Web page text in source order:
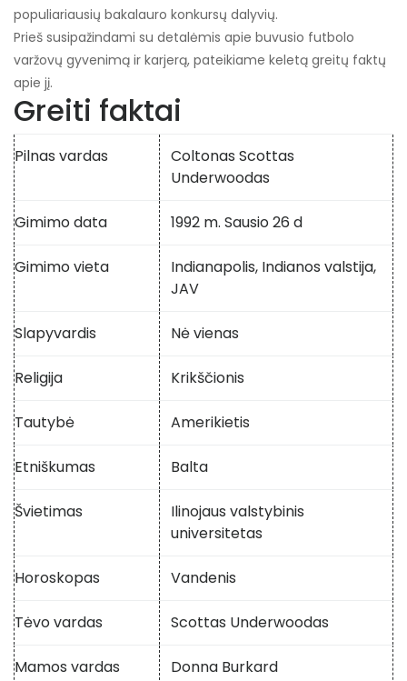
populiariausių bakalauro konkursų dalyvių.
Prieš susipažindami su detalėmis apie buvusio futbolo
varžovų gyvenimą ir karjerą, pateikiame keletą greitų faktų
apie jį.
Greiti faktai
Pilnas vardas
Coltonas Scottas
Underwoodas
Gimimo data 1992 m. Sausio 26 d
Gimimo vieta
Indianapolis, Indianos valstija,
JAV
Slapyvardis Nė vienas
Religija Krikščionis
Tautybė Amerikietis
Etniškumas Balta
Švietimas
Ilinojaus valstybinis
universitetas
Horoskopas Vandenis
Tėvo vardas Scottas Underwoodas
Mamos vardas Donna Burkard